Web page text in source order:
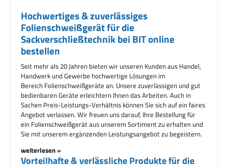
Hochwertiges & zuverlässiges
Folienschweißgerät für die
Sackverschließtechnik bei BIT online
bestellen
Seit mehr als 20 Jahren bieten wir unseren Kunden aus Handel,
Handwerk und Gewerbe hochwertige Lösungen im
Bereich Folienschweißgeräte an. Unsere zuverlässigen und gut
bedienbaren Geräte erleichtern Ihnen das Arbeiten. Auch in
Sachen Preis-Leistungs-Verhältnis können Sie sich auf ein faires
Angebot verlassen. Wir freuen uns darauf, Ihre Bestellung für
ein Folienschweißgerät aus unserem Sortiment zu erhalten und
Sie mit unserem ergänzenden Leistungsangebot zu begeistern.
weiterlesen »
Vorteilhafte & verlässliche Produkte für die